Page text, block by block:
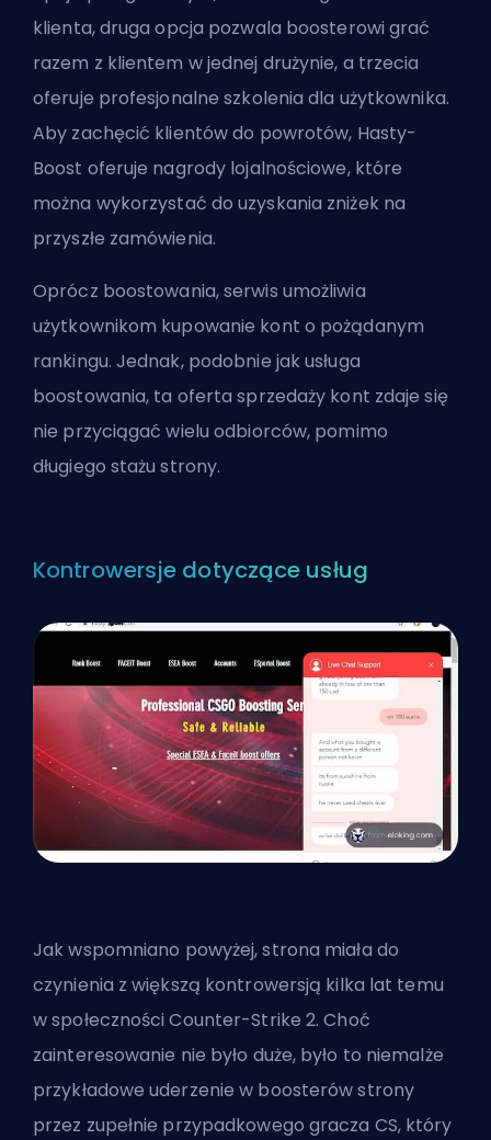
klienta, druga opcja pozwala boosterowi grać
razem z klientem w jednej drużynie, a trzecia
oferuje profesjonalne szkolenia dla użytkownika.
Aby zachęcić klientów do powrotów, Hasty-
Boost oferuje nagrody lojalnościowe, które
można wykorzystać do uzyskania zniżek na
przyszłe zamówienia.
Oprócz boostowania, serwis umożliwia
użytkownikom kupowanie kont o pożądanym
rankingu. Jednak, podobnie jak usługa
boostowania, ta oferta sprzedaży kont zdaje się
nie przyciągać wielu odbiorców, pomimo
długiego stażu strony.
Kontrowersje dotyczące usług
Jak wspomniano powyżej, strona miała do
czynienia z większą kontrowersją kilka lat temu
w społeczności Counter-Strike 2. Choć
zainteresowanie nie było duże, było to niemalże
przykładowe uderzenie w boosterów strony
przez zupełnie przypadkowego gracza CS, który